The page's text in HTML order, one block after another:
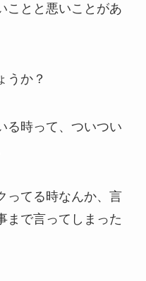
ことと悪いことがあ
うか？
る時って、ついつい
ってる時なんか、言
まで言ってしまった